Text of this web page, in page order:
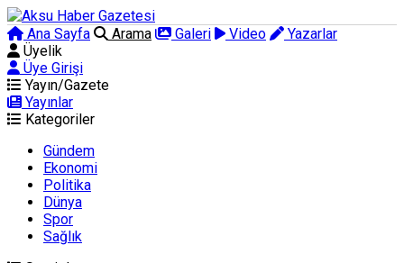
Ana Sayfa Arama Galeri Video
Yazarlar
Üyelik
Üye Girişi
Yayın/Gazete
Yayınlar
Kategoriler
Gündem
Ekonomi
Politika
Dünya
Spor
Sağlık